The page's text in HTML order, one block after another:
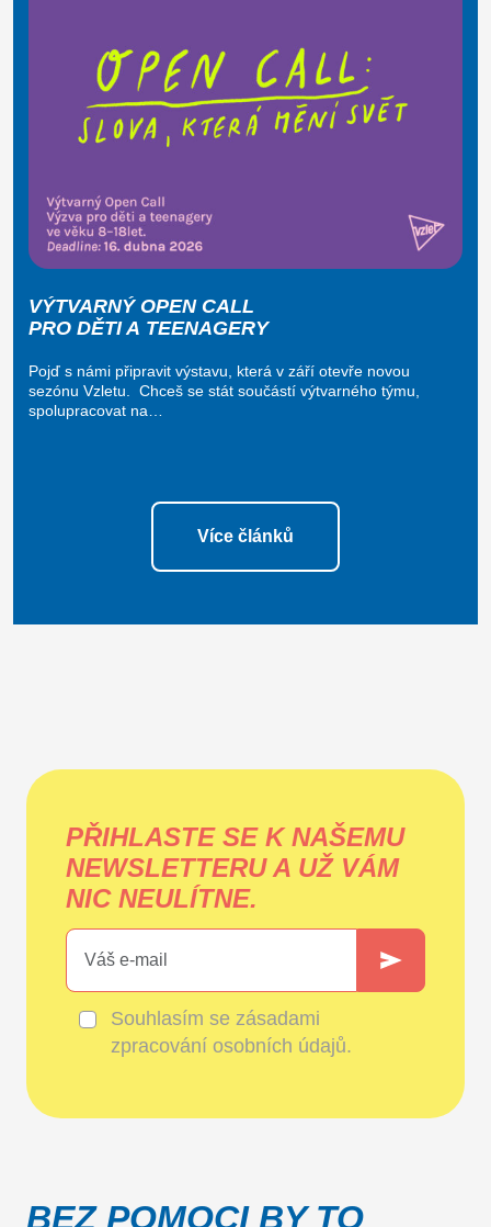
VÝTVARNÝ OPEN CALL
PRO DĚTI A TEENAGERY
Pojď s námi připravit výstavu, která v září otevře novou
sezónu Vzletu. Chceš se stát součástí výtvarného týmu,
spolupracovat na…
Více článků
PŘIHLASTE SE K NAŠEMU
NEWSLETTERU A UŽ VÁM
NIC NEULÍTNE.
Souhlasím se zásadami
zpracování osobních údajů.
BEZ POMOCI BY TO